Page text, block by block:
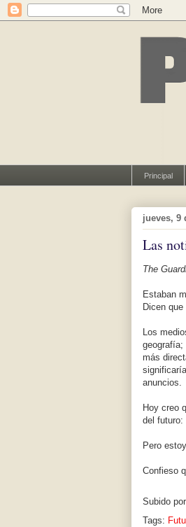
Principal
jueves, 9
Las
The
Estaban
Dicen
Los
más
anuncios.
Hoy creo
del futuro:
Pero
Confieso
Subido por
Tags: